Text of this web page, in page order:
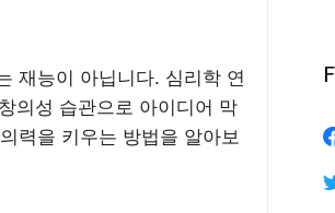
재능이 아닙니다. 심리학 연
의성 습관으로 아이디어 막
력을 키우는 방법을 알아보